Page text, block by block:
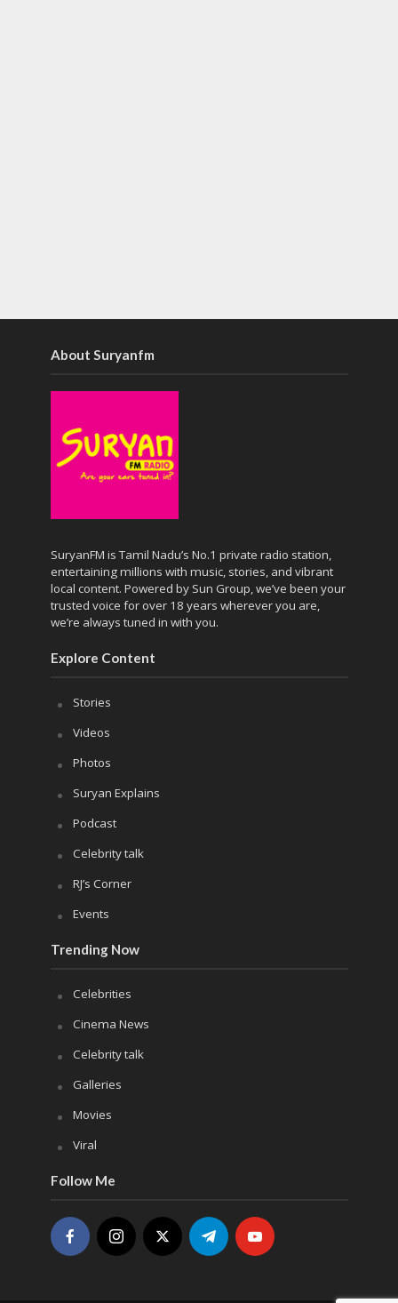
About Suryanfm
SuryanFM is Tamil Nadu’s No.1 private radio station,
entertaining millions with music, stories, and vibrant
local content. Powered by Sun Group, we’ve been your
trusted voice for over 18 years wherever you are,
we’re always tuned in with you.
Explore Content
Stories
Videos
Photos
Suryan Explains
Podcast
Celebrity talk
RJ’s Corner
Events
Trending Now
Celebrities
Cinema News
Celebrity talk
Galleries
Movies
Viral
Follow Me